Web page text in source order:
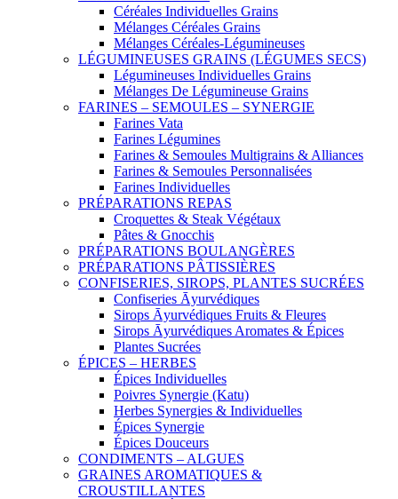
Céréales Individuelles Grains
Mélanges Céréales Grains
Mélanges Céréales-Légumineuses
LÉGUMINEUSES GRAINS (LÉGUMES SECS)
Légumineuses Individuelles Grains
Mélanges De Légumineuse Grains
FARINES – SEMOULES – SYNERGIE
Farines Vata
Farines Légumines
Farines & Semoules Multigrains & Alliances
Farines & Semoules Personnalisées
Farines Individuelles
PRÉPARATIONS REPAS
Croquettes & Steak Végétaux
Pâtes & Gnocchis
PRÉPARATIONS BOULANGÈRES
PRÉPARATIONS PÂTISSIÈRES
CONFISERIES, SIROPS, PLANTES SUCRÉES
Confiseries Āyurvédiques
Sirops Āyurvédiques Fruits & Fleures
Sirops Āyurvédiques Aromates & Épices
Plantes Sucrées
ÉPICES – HERBES
Épices Individuelles
Poivres Synergie (Katu)
Herbes Synergies & Individuelles
Épices Synergie
Épices Douceurs
CONDIMENTS – ALGUES
GRAINES AROMATIQUES &
CROUSTILLANTES